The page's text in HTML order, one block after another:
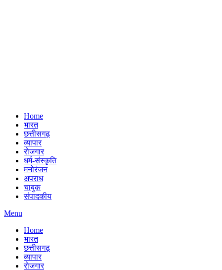
Home
भारत
छत्तीसगढ़
व्यापार
रोजगार
धर्म-संस्कृति
मनोरंजन
अपराध
चाबुक
संपादकीय
Menu
Home
भारत
छत्तीसगढ़
व्यापार
रोजगार